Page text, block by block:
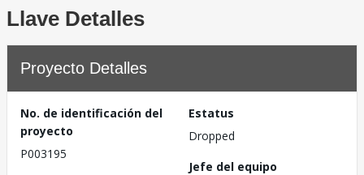
Llave Detalles
Proyecto Detalles
No. de identificación del
proyecto
P003195
Estatus
Dropped
Jefe del equipo